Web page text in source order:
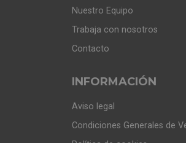
Nuestro Equipo
Trabaja con nosotros
Contacto
INFORMACIÓN
Aviso legal
Condiciones Generales de